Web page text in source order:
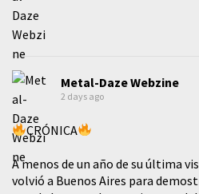
Metal-Daze Webzine
2 days ago
CRÓNICA
A menos de un año de su última
volvió a Buenos Aires para